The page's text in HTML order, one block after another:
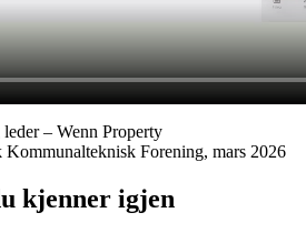
– Wenn Property
Forening, mars 2026
kjenner igjen